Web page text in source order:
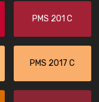
PMS 201 C
PMS 2017 C